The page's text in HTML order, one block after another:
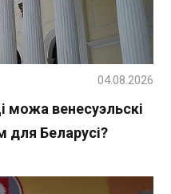
можа венесуэльскі
для Беларусі?
04.08.2026